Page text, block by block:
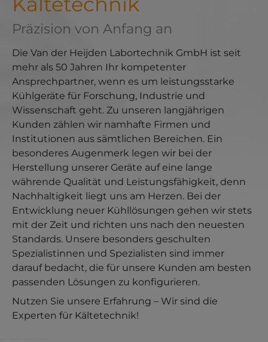
Präzision von Anfang an
Die Van der Heijden Labortechnik GmbH ist seit
mehr als 50 Jahren Ihr kompetenter
Ansprechpartner, wenn es um leistungsstarke
Kühlgeräte für Forschung, Industrie und
Wissenschaft geht. Zu unseren langjährigen
Kunden zählen wir namhafte Firmen und
Institutionen aus sämtlichen Bereichen. Ein
besonderes Augenmerk legen wir bei der
Herstellung unserer Geräte auf eine lange
währende Qualität und Leistungsfähigkeit, denn
Nachhaltigkeit liegt uns am Herzen. Bei der
Entwicklung neuer Kühllösungen gehen wir stets
mit der Zeit und richten uns nach den neuesten
Standards. Unsere besonders geschulten
Spezialistinnen und Spezialisten sind immer
darauf bedacht, die für unsere Kunden am besten
passenden Lösungen zu konfigurieren.
Nutzen Sie unsere Erfahrung – Wir sind die
Experten für Kältetechnik!